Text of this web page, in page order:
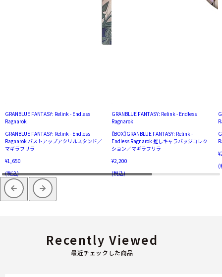
GRANBLUE FANTASY: Relink - Endless
Ragnarok
GRANBLUE FANTASY: Relink - Endless
Ragnarok バストアップアクリルスタンド／
マギラフリラ
¥1,650
(税込)
GRANBLUE FANTASY: Relink - Endless
Ragnarok
【BOX】GRANBLUE FANTASY: Relink -
Endless Ragnarok 推しキャラバッジコレク
ション／マギラフリラ
¥2,200
(税込)
(
最近チェックした商品
Recently Viewed